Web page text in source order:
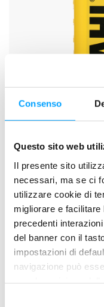
Consenso
Questo sito web
Il presente sito
necessari, ma se ci
utilizzare cookie di
migliorare e
precedenti
del banner con il
impostazioni di
navigazione può